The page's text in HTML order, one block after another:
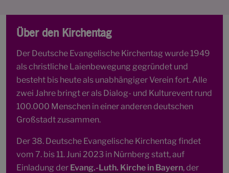
Über den Kirchentag
Der Deutsche Evangelische Kirchentag wurde 1949
als christliche Laienbewegung gegründet und
besteht bis heute als unabhängiger Verein fort. Alle
zwei Jahre bringt er als Dialog- und Kulturevent rund
100.000 Menschen in einer anderen deutschen
Großstadt zusammen.
Der 38. Deutsche Evangelische Kirchentag findet
vom 7. bis 11. Juni 2023 in Nürnberg statt, auf
Einladung der Evang.-Luth. Kirche in Bayern, der